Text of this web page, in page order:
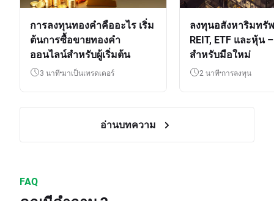
การลงทุนทองคำคืออะไร เริ่ม
ต้นการซื้อขายทองคำ
ออนไลน์สำหรับผู้เริ่มต้น
3 นาที มาเป็นเทรดเดอร์
ลงทุนอสังหาริมทรั
REIT, ETF และหุ้น
สำหรับมือใหม่
2 นาที การลงทุน
อ่านบทความ
FAQ